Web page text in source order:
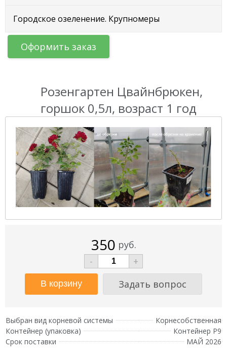
Городское озеленение. Крупномеры
Оформить заказ
Розенгартен Цвайнбрюкен,
горшок 0,5л, возраст 1 год
350 руб.
-
+
Задать вопрос
Выбран вид корневой системы
Корнесобственная
Контейнер (упаковка)
Контейнер Р9
Срок поставки
МАЙ 2026